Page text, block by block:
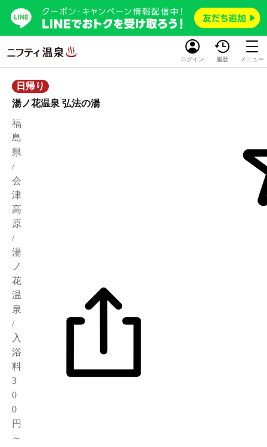
ログイン 履歴 メニュー
日帰り
湯ノ花温泉 弘法の湯
福
島
県
/
会
津
高
原
/
湯
ノ
花
温
泉
/
入
浴
料
3
0
0
円
～